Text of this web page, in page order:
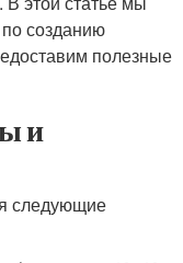
созданию
полезные
и
следующие